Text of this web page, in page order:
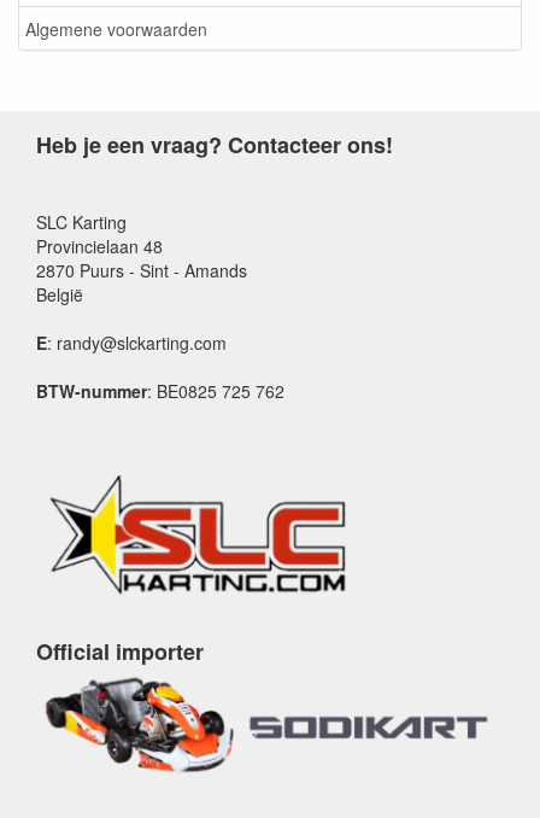
Algemene voorwaarden
Heb je een vraag? Contacteer ons!
SLC Karting
Provincielaan 48
2870 Puurs - Sint - Amands
België
E: randy@slckarting.com
BTW-nummer: BE0825 725 762
Official importer